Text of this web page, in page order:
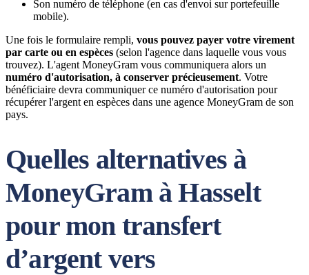
Son numéro de téléphone (en cas d'envoi sur portefeuille
mobile).
Une fois le formulaire rempli, vous pouvez payer votre virement
par carte ou en espèces (selon l'agence dans laquelle vous vous
trouvez). L'agent MoneyGram vous communiquera alors un
numéro d'autorisation, à conserver précieusement. Votre
bénéficiaire devra communiquer ce numéro d'autorisation pour
récupérer l'argent en espèces dans une agence MoneyGram de son
pays.
Quelles alternatives à
MoneyGram à Hasselt
pour mon transfert
d’argent vers